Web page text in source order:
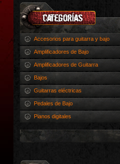
Accesorios para guitarra y bajo
Amplificadores de Bajo
Amplificadores de Guitarra
Bajos
Guitarras eléctricas
Pedales de Bajo
Pianos digitales